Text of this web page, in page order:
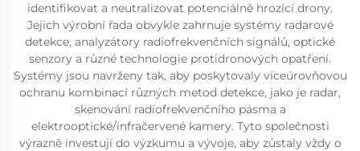
identifikovat a neutralizovat potenciálně hrozící drony.
Jejich výrobní řada obvykle zahrnuje systémy radarové
detekce, analyzátory radiofrekvenčních signálů, optické
senzory a různé technologie protidronových opatření.
Systémy jsou navrženy tak, aby poskytovaly víceúrovňovou
ochranu kombinací různých metod detekce, jako je radar,
skenování radiofrekvenčního pásma a
elektrooptické/infračervené kamery. Tyto společnosti
výrazně investují do výzkumu a vývoje, aby zůstaly vždy o